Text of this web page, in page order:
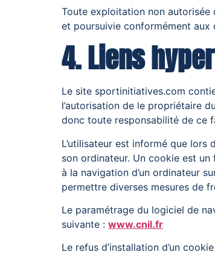
Toute exploitation non autorisée
et poursuivie conformément
4. Liens
Le site sportinitiatives.com
l’autorisation de le propriétaire
donc toute responsabilité de ce
L’utilisateur est informé que
son ordinateur. Un cookie est
à la navigation d’un ordinateur
permettre diverses mesures de
Le paramétrage du logiciel de
suivante : www.cnil.fr
Le refus d’installation d’un